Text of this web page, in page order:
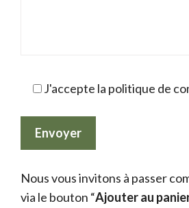
J'accepte la politique de
Nous vous invitons à passer
via le bouton “Ajouter au